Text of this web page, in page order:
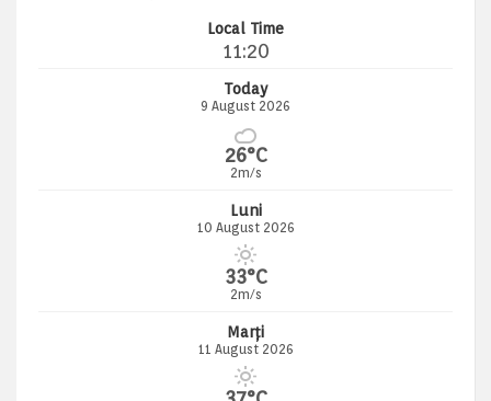
Local Time
11:20
Today
9 August 2026
26°C
2m/s
Luni
10 August 2026
33°C
2m/s
Marți
11 August 2026